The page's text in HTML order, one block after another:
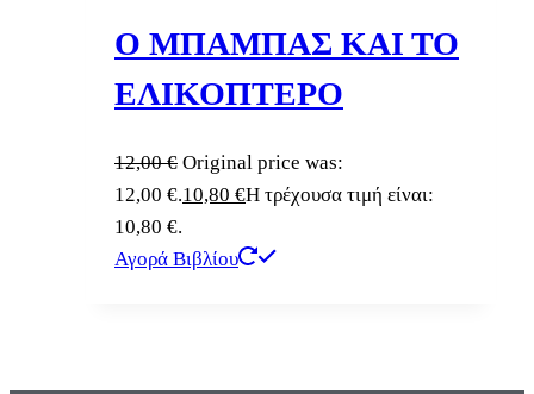
Ο ΜΠΑΜΠΑΣ ΚΑΙ ΤΟ
ΕΛΙΚΟΠΤΕΡΟ
12,00€ Original price was:
12,00 €.10,80 €Η τρέχουσα τιμή είναι:
10,80 €.
Αγορά Βιβλίου